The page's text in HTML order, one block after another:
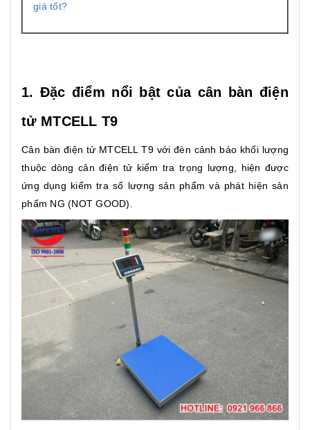
giá tốt?
1. Đặc điểm nổi bật của cân bàn điện
tử MTCELL T9
Cân bàn điện tử MTCELL T9 với đèn cảnh báo khối lượng
thuộc dòng cân điện tử kiểm tra trọng lượng, hiện được
ứng dụng kiểm tra số lượng sản phẩm và phát hiện sản
phẩm NG (NOT GOOD).